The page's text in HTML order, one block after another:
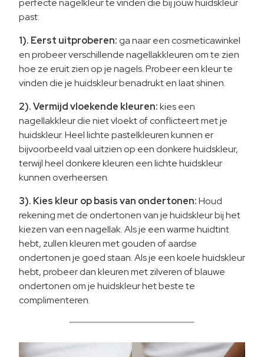
perfecte nagelkleur te vinden die bij jouw huidskleur
past:
1). Eerst uitproberen: ga naar een cosmeticawinkel
en probeer verschillende nagellakkleuren om te zien
hoe ze eruit zien op je nagels. Probeer een kleur te
vinden die je huidskleur benadrukt en laat shinen.
2). Vermijd vloekende kleuren:kies een
nagellakkleur die niet vloekt of conflicteert met je
huidskleur. Heel lichte pastelkleuren kunnen er
bijvoorbeeld vaal uitzien op een donkere huidskleur,
terwijl heel donkere kleuren een lichte huidskleur
kunnen overheersen.
3). Kies kleur op basis van ondertonen:Houd
rekening met de ondertonen van je huidskleur bij het
kiezen van een nagellak. Als je een warme huidtint
hebt, zullen kleuren met gouden of aardse
ondertonen je goed staan. Als je een koele huidskleur
hebt, probeer dan kleuren met zilveren of blauwe
ondertonen om je huidskleur het beste te
complimenteren.